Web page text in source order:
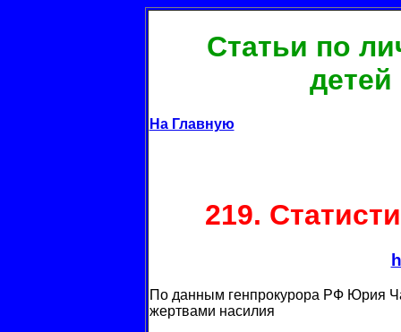
Статьи по
На Главную
219.
По данным генпрокурора РФ Юрия
жертвами насилия